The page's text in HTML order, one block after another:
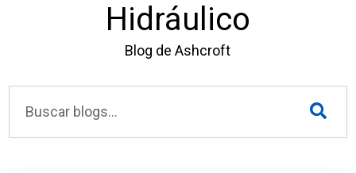
Hidráulico
Blog de Ashcroft